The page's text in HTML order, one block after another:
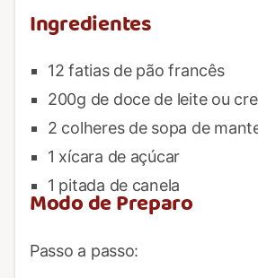
Ingredientes
12 fatias de pão francês
200g de doce de leite ou
2 colheres de sopa de
1 xícara de açúcar
1 pitada de canela
Modo de Preparo
Passo a passo: